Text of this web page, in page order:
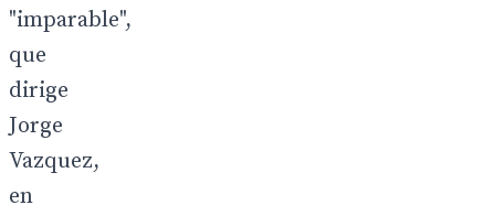
"imparable",
que
dirige
Jorge
Vazquez,
en